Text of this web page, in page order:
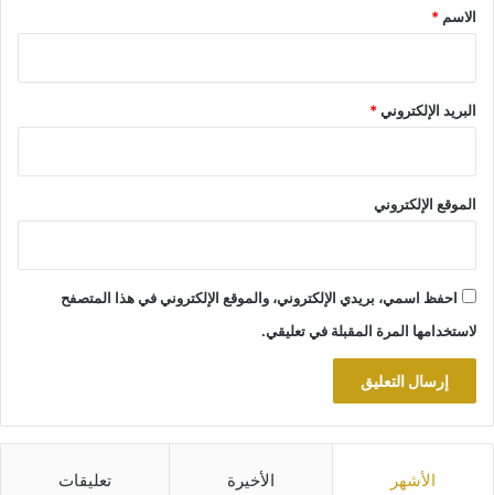
*
الاسم *
البريد الإلكتروني*
الموقع الإلكتروني
احفظ اسمي، بريدي الإلكتروني، والموقع الإلكتروني في هذا المتصفح
لاستخدامها المرة المقبلة في تعليقي.
الأشهر الأخيرة تعليقات